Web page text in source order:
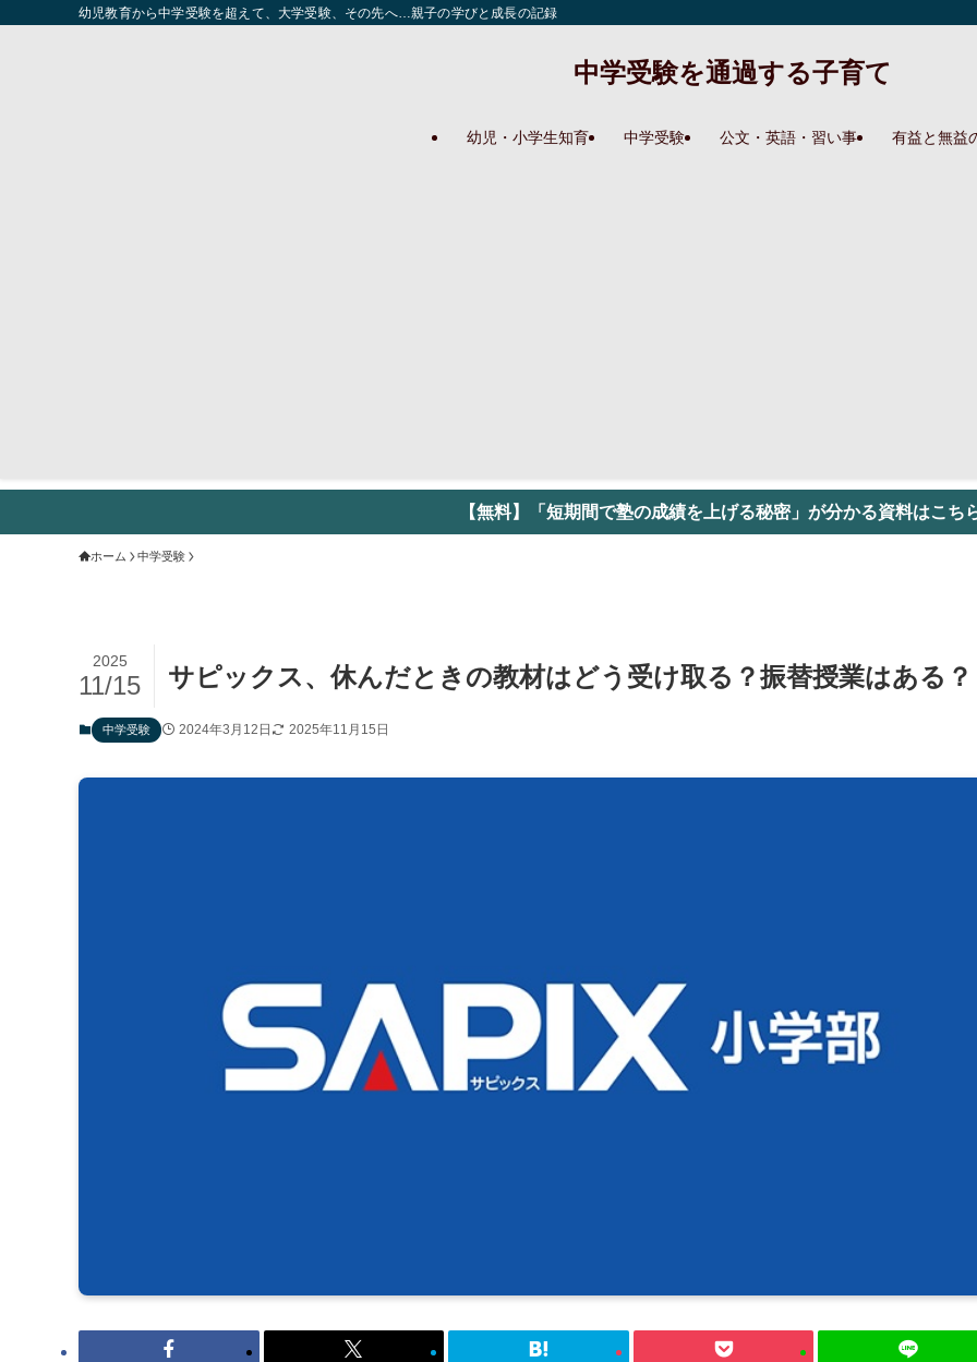
幼児教育から中学受験を超えて、大学受験、その先へ…親子の学びと成長の記録
中学受験を通過する子育て
幼児・小学生知育 中学受験 公文・英語・習い事 有益と無益
【無料】「短期間で塾の成績を上げる秘密」が分かる資料はこち
ホーム 中学受験
サピックス、休んだときの教材はどう受け取る？振替授業はある？
2025
11/15
中学受験 2024年3月12日 2025年11月15日